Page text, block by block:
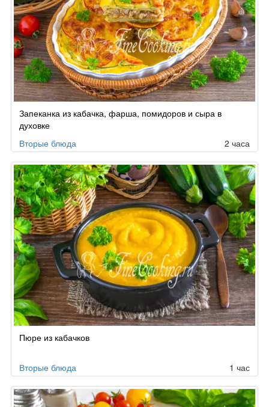
Запеканка из кабачка, фарша, помидоров и сыра в
духовке
Вторые блюда
2 часа
Пюре из кабачков
Вторые блюда 1 час